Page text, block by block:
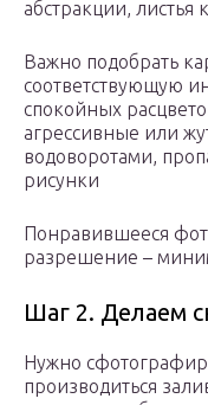
абстракции,
Важно подобрать
соответствующую
спокойных
агрессивные или
водоворотами,
рисунки
Понравившееся
разрешение –
Шаг 2. Делаем
Нужно
производиться